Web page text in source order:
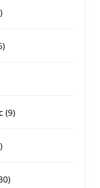
26
99
30